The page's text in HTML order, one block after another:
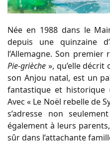
Née en 1988 dans le
depuis une quinzaine
l’Allemagne. Son
Pie-grièche », qu’elle décrit
son Anjou natal, est un
fantastique et historique
Avec « Le Noël rebelle de
s’adresse non
également à leurs
sûr dans l’attachante